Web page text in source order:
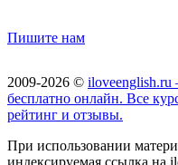
Пишите нам
2009-2026 © iloveenglish.ru
бесплатно онлайн. Все
рейтинг и отзывы.
При использовании